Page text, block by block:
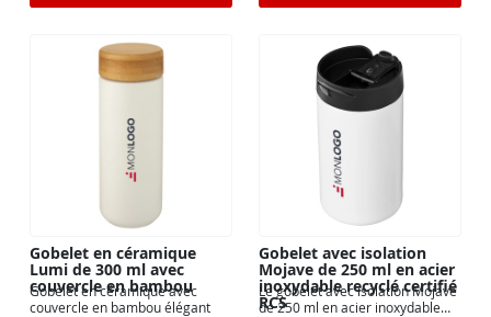
Gobelet en céramique
Lumi de 300 ml avec
couvercle en bambou
Gobelet en céramique avec
couvercle en bambou élégant
Gobelet avec isolation
Mojave de 250 ml en acier
inoxydable recyclé certifié
RCS
Le gobelet avec isolation Mojave
de 250 ml en acier inoxydable